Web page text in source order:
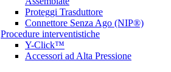
Proteggi Trasduttore
Connettore Senza Ago (NIP®)
Procedure interventistiche
Y-Click™
Accessori ad Alta Pressione